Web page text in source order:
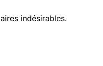
indésirables.